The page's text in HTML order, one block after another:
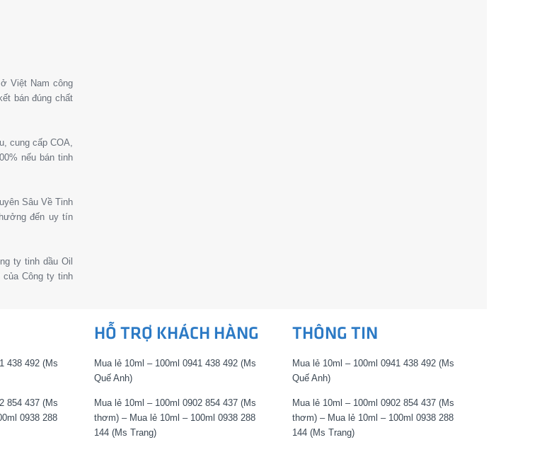
Việt Nam công
bán đúng chất
cung cấp COA,
nếu bán tinh
Sâu Về Tinh
đến uy tín
ty tinh dầu Oil
của Công ty tinh
438 492 (Ms
854 437 (Ms
0938 288
HỖ TRỢ KHÁCH HÀNG
Mua lẻ 10ml – 100ml 0941 438 492 (Ms
Quế Anh)
Mua lẻ 10ml – 100ml 0902 854 437 (Ms
thơm) – Mua lẻ 10ml – 100ml 0938 288
144 (Ms Trang)
THÔNG TIN
Mua lẻ 10ml – 100ml 0941 438 492 (Ms
Quế Anh)
Mua lẻ 10ml – 100ml 0902 854 437 (Ms
thơm) – Mua lẻ 10ml – 100ml 0938 288
144 (Ms Trang)